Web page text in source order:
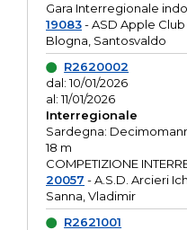
Gara Interregionale
19083- ASD Apple
Blogna, Santosvaldo
R2620002
dal: 10/01/2026
al: 11/01/2026
Interregionale
Sardegna:
18 m
COMPETIZIONE
20057 - A.S.D. Arcieri
Sanna, Vladimir
R2621001